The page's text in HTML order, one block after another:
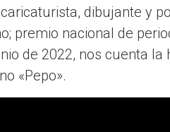
dibujante y
premio nacional de
de 2022, nos cuenta
«Pepo».